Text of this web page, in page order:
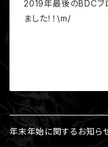
2019年最後のBDCブ
ました！！\m/
年末年始に関するお知ら